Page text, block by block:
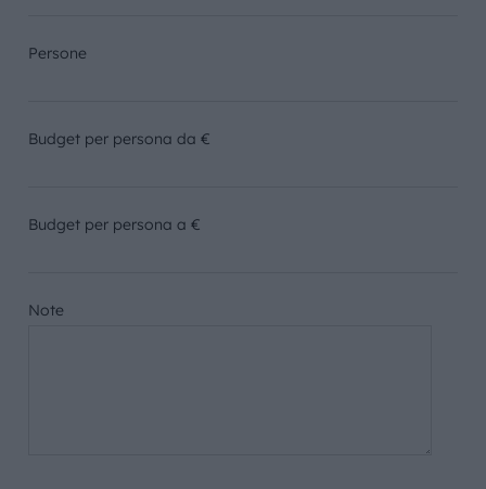
Persone
Budget per persona da €
Budget per persona a €
Note